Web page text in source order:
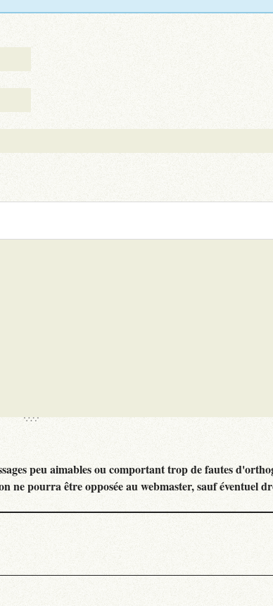
peu aimables ou comportant trop de fautes
pourra être opposée au webmaster, sauf éventuel